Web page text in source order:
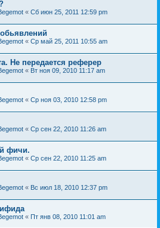
« Сб июн 25, 2011 12:59 pm
« Ср май 25, 2011 10:55 am
Не передается реферер
« Вт ноя 09, 2010 11:17 am
« Ср ноя 03, 2010 12:58 pm
« Ср сен 22, 2010 11:26 am
фичи.
« Ср сен 22, 2010 11:25 am
« Вс июл 18, 2010 12:37 pm
« Пт янв 08, 2010 11:01 am